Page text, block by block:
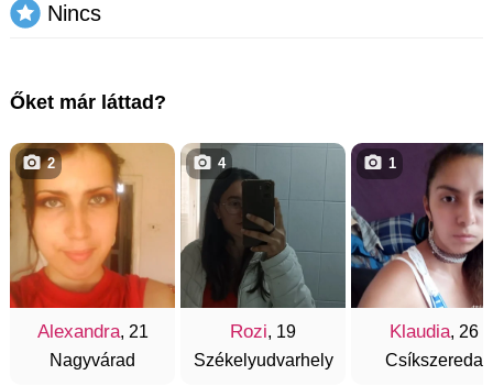
Nincs
Őket már láttad?
Alexandra, 21
Nagyvárad
2
Rozi, 19
Székelyudvarhely
4
Klaudia, 26
Csíkszereda
1